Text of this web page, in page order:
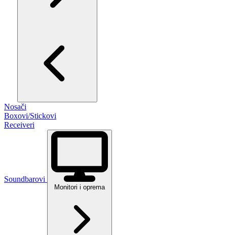
Nosači
Boxovi/Stickovi
Receiveri
Soundbarovi
Monitori i oprema